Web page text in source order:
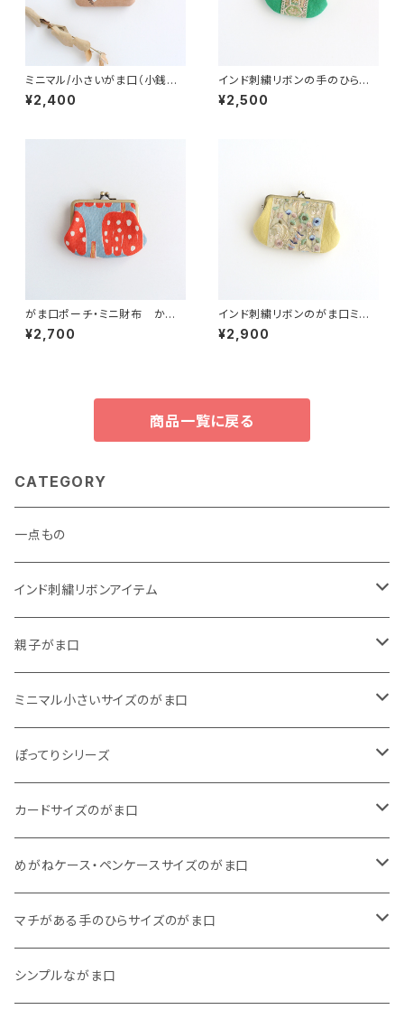
ミニマル/小さいがま口（小銭入
れ・財布）花柄
¥2,400
インド刺繍リボンの手のひらが
ま口ポーチ グリーン
¥2,500
がま口ポーチ・ミニ財布 かぼ
ちゃ柄 水色×赤
¥2,700
インド刺繍リボンのがま口ミニ
財布/ポーチ イエロー
¥2,900
商品一覧に戻る
CATEGORY
一点もの
インド刺繍リボンアイテム
がま口
巾着
親子がま口
・ ぷっくりタイプ
くったりコットンキャンバス
11号帆布
・ 四角いマチのたっぷりサイズ
くったりコットンキャンバス
11号帆布
・ 四角いマチのスリムコンパクトタイプ
くったりコットンキャンバス
11号帆布
・ マチなしスリムタイプ
くったりコットンキャンバス
リネン
ミニマル小さいサイズのがま口
・ くったりコットンキャンバス
・ リネン
・ 柄いろいろ
ぽってりシリーズ
・ がま口
・ 巾着ポーチ
カードサイズのがま口
・ くったりコットンキャンバス
・ 11号帆布
・ リネン
めがねケース・ペンケースサイズのがま口
・ くったりコットンキャンバス
・ 11号帆布
マチがある手のひらサイズのがま口
・ 小さいサイズ
シンプルながま口